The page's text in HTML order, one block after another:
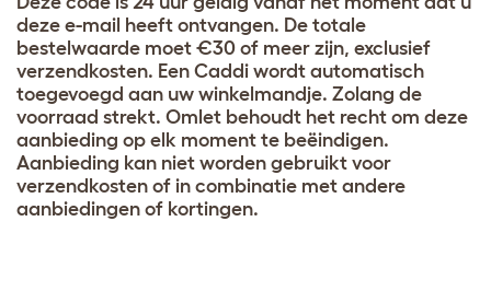
deze e-mail heeft ontvangen. De totale
bestelwaarde moet €30 of meer zijn, exclusief
verzendkosten. Een Caddi wordt automatisch
toegevoegd aan uw winkelmandje. Zolang de
voorraad strekt. Omlet behoudt het recht om deze
aanbieding op elk moment te beëindigen.
Aanbieding kan niet worden gebruikt voor
verzendkosten of in combinatie met andere
aanbiedingen of kortingen.